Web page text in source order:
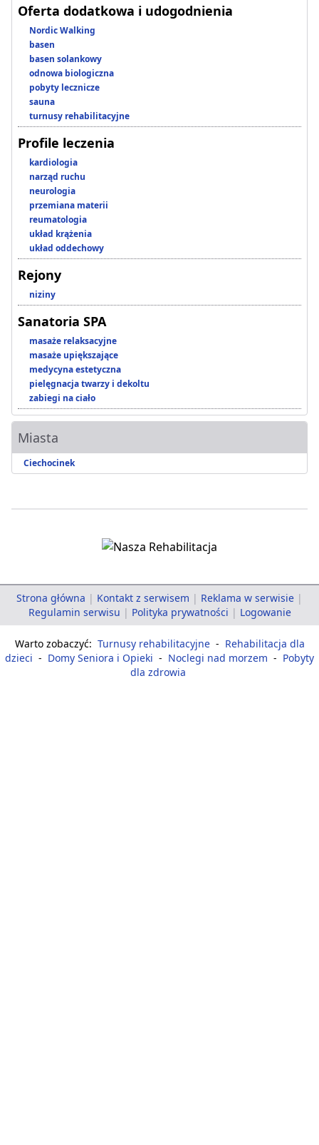
Oferta dodatkowa i udogodnienia
Nordic Walking
basen
basen solankowy
odnowa biologiczna
pobyty lecznicze
sauna
turnusy rehabilitacyjne
Profile leczenia
kardiologia
narząd ruchu
neurologia
przemiana materii
reumatologia
układ krążenia
układ oddechowy
Rejony
niziny
Sanatoria SPA
masaże relaksacyjne
masaże upiększające
medycyna estetyczna
pielęgnacja twarzy i dekoltu
zabiegi na ciało
Miasta
Ciechocinek
Strona główna | Kontakt z serwisem | Reklama w serwisie |
Regulamin serwisu | Polityka prywatności | Logowanie
Warto zobaczyć: Turnusy rehabilitacyjne - Rehabilitacja dla
dzieci - Domy Seniora i Opieki - Noclegi nad morzem - Pobyty
dla zdrowia